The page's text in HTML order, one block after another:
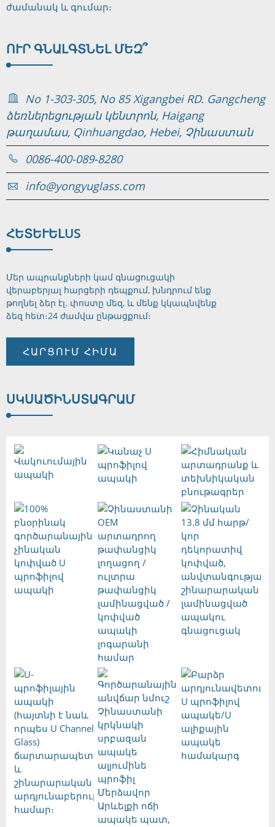
ժամանակ և գումար։
ՈՒՐ ԳՆԱԼԳՏՆԵԼ ՄԵԶ՞
No 1-303-305, No 85 Xigangbei RD. Gangcheng
ձեռներեցության կենտրոն, Haigang
թաղամաս, Qinhuangdao, Hebei, Չինաստան
0086-400-089-8280
info@yongyuglass.com
ՀԵՏԵՒԵԼ US
Մեր ապրանքների կամ գնացուցակի
վերաբերյալ հարցերի դեպքում, խնդրում ենք
թողնել ձեր էլ. փոստը մեզ, և մենք կկապնվենք
ձեզ հետ։24 ժամվա ընթացքում։
ՀԱՐՑՈՒՄ ՀԻՄԱ
ՍԿՍԱԾԻՆՍՏԱԳՐԱՄ